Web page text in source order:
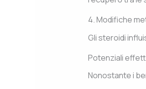
4. Modifiche
Gli steroidi
Potenziali
Nonostante i